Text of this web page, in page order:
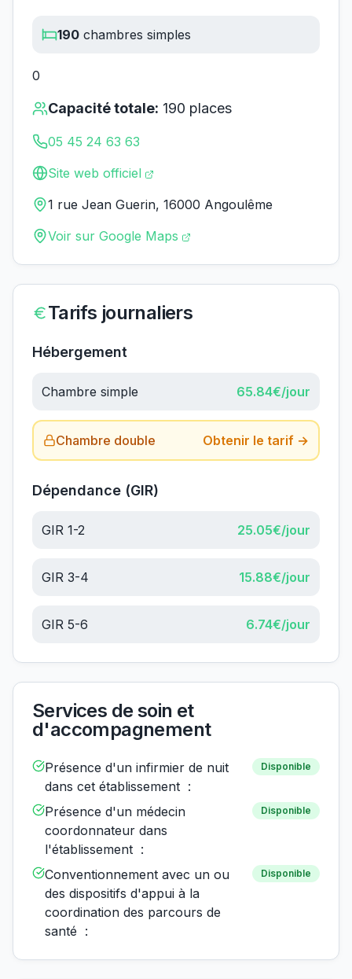
190 chambres simples
0
Capacité totale: 190 places
05 45 24 63 63
Site web officiel
1 rue Jean Guerin, 16000 Angoulême
Voir sur Google Maps
Tarifs journaliers
Hébergement
Chambre simple 65.84€/jour
Chambre double Obtenir le tarif →
Dépendance (GIR)
GIR 1-2 25.05€/jour
GIR 3-4 15.88€/jour
GIR 5-6 6.74€/jour
Services de soin et
d'accompagnement
Présence d'un infirmier de nuit
dans cet établissement :
Disponible
Présence d'un médecin
coordonnateur dans
l'établissement :
Disponible
Conventionnement avec un ou
des dispositifs d'appui à la
coordination des parcours de
santé :
Disponible